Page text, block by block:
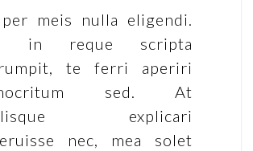
meis nulla eligendi.
in reque scripta
te ferri aperiri
sed. At
explicari
nec, mea solet